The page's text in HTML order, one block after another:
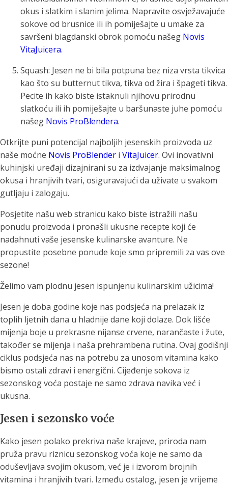
okus i slatkim i slanim jelima. Napravite osvježavajuće
sokove od brusnice ili ih pomiješajte u umake za
savršeni blagdanski obrok pomoću našeg Novis
VitaJuicera.
Squash: Jesen ne bi bila potpuna bez niza vrsta tikvica
kao što su butternut tikva, tikva od žira i špageti tikva.
Pecite ih kako biste istaknuli njihovu prirodnu
slatkoću ili ih pomiješajte u baršunaste juhe pomoću
našeg Novis ProBlendera.
Otkrijte puni potencijal najboljih jesenskih proizvoda uz
naše moćne Novis ProBlender i VitaJuicer. Ovi inovativni
kuhinjski uređaji dizajnirani su za izdvajanje maksimalnog
okusa i hranjivih tvari, osiguravajući da uživate u svakom
gutljaju i zalogaju.
Posjetite našu web stranicu kako biste istražili našu
ponudu proizvoda i pronašli ukusne recepte koji će
nadahnuti vaše jesenske kulinarske avanture. Ne
propustite posebne ponude koje smo pripremili za vas ove
sezone!
Želimo vam plodnu jesen ispunjenu kulinarskim užicima!
Jesen je doba godine koje nas podsjeća na prelazak iz
toplih ljetnih dana u hladnije dane koji dolaze. Dok lišće
mijenja boje u prekrasne nijanse crvene, narančaste i žute,
također se mijenja i naša prehrambena rutina. Ovaj godišnji
ciklus podsjeća nas na potrebu za unosom vitamina kako
bismo ostali zdravi i energični. Cijeđenje sokova iz
sezonskog voća postaje ne samo zdrava navika već i
ukusna.
Jesen i sezonsko voće
Kako jesen polako prekriva naše krajeve, priroda nam
pruža pravu riznicu sezonskog voća koje ne samo da
oduševljava svojim okusom, već je i izvorom brojnih
vitamina i hranjivih tvari. Između ostalog, jesen je vrijeme